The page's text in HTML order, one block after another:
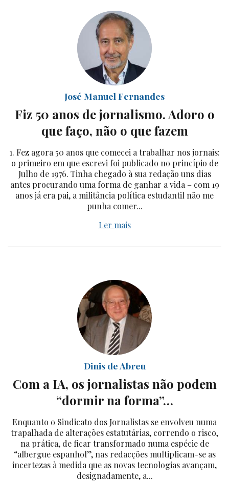
José Manuel Fernandes
Fiz 50 anos de jornalismo. Adoro o
que faço, não o que fazem
1. Fez agora 50 anos que comecei a trabalhar nos jornais:
o primeiro em que escrevi foi publicado no princípio de
Julho de 1976. Tinha chegado à sua redação uns dias
antes procurando uma forma de ganhar a vida – com 19
anos já era pai, a militância política estudantil não me
punha comer...
Ler mais
Dinis de Abreu
Com a IA, os jornalistas não podem
“dormir na forma”…
Enquanto o Sindicato dos Jornalistas se envolveu numa
trapalhada de alterações estatutárias, correndo o risco,
na prática, de ficar transformado numa espécie de
“albergue espanhol”, nas redacções multiplicam-se as
incertezas à medida que as novas tecnologias avançam,
designadamente, a...